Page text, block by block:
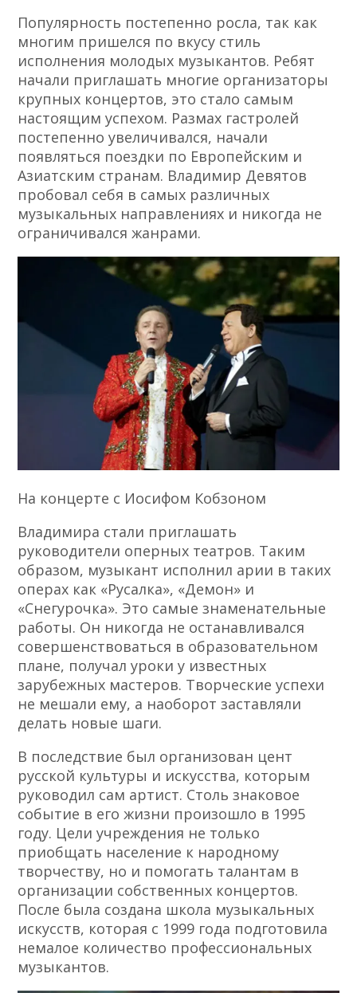
Популярность постепенно росла, так как
многим пришелся по вкусу стиль
исполнения молодых музыкантов. Ребят
начали приглашать многие организаторы
крупных концертов, это стало самым
настоящим успехом. Размах гастролей
постепенно увеличивался, начали
появляться поездки по Европейским и
Азиатским странам. Владимир Девятов
пробовал себя в самых различных
музыкальных направлениях и никогда не
ограничивался жанрами.
На концерте с Иосифом Кобзоном
Владимира стали приглашать
руководители оперных театров. Таким
образом, музыкант исполнил арии в таких
операх как «Русалка», «Демон» и
«Снегурочка». Это самые знаменательные
работы. Он никогда не останавливался
совершенствоваться в образовательном
плане, получал уроки у известных
зарубежных мастеров. Творческие успехи
не мешали ему, а наоборот заставляли
делать новые шаги.
В последствие был организован цент
русской культуры и искусства, которым
руководил сам артист. Столь знаковое
событие в его жизни произошло в 1995
году. Цели учреждения не только
приобщать население к народному
творчеству, но и помогать талантам в
организации собственных концертов.
После была создана школа музыкальных
искусств, которая с 1999 года подготовила
немалое количество профессиональных
музыкантов.